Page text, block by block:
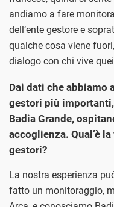
andiamo a fare
dell’ente gestore e
qualche cosa viene
dialogo con chi vive
Dai dati che abbiamo
gestori più importanti,
Badia Grande,
accoglienza. Qual’è
gestori?
La nostra esperienza
fatto un monitoraggio,